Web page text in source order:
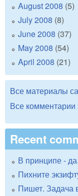
August 2008 (5)
July 2008 (8)
June 2008 (37)
May 2008 (54)
April 2008 (21)
Все материалы
Все комментарии
Recent
В принципе - да.
Пихните
Пишет. Задача